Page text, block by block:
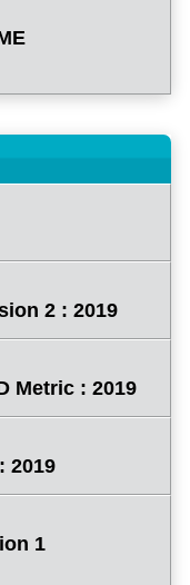
2 : 2019
Metric : 2019
2019
1